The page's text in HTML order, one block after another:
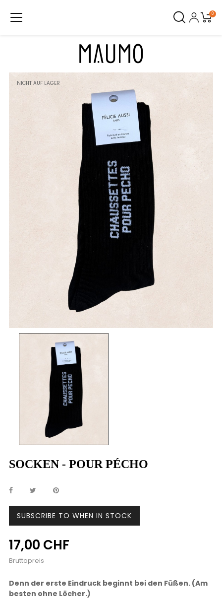
0
NICHT AUF LAGER
SOCKEN - POUR PÉCHO
SUBSCRIBE TO WHEN IN STOCK
17,00 CHF
Bruttopreis
Denn der erste Eindruck beginnt bei den Füßen. (Am
besten ohne Löcher.)